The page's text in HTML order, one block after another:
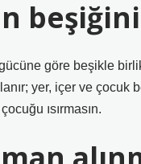
göre beşikle
yer, içer ve
ısırmasın.